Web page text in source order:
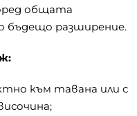
общата
бъдещо разширение.
към тавана или с